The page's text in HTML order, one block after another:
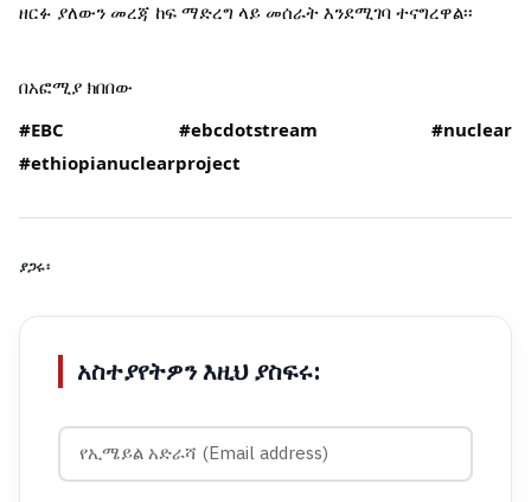
ዘርፉ ያለውን መረጃ ከፍ ማድረግ ላይ መሰራት እንደሚገባ ተናግረዋል፡፡
በአፎሚያ ክበበው
#EBC
#ebcdotstream
#nuclear
#ethiopianuclearproject
ያጋሩ፡
አስተያየትዎን እዚህ ያስፍሩ: